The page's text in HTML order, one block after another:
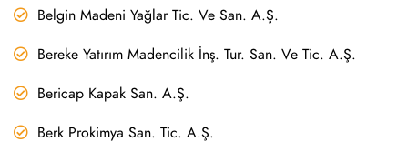
Belgin Madeni Yağlar Tic. Ve San. A.Ş.
Bereke Yatırım Madencilik İnş. Tur. San. Ve Tic. A.Ş.
Bericap Kapak San. A.Ş.
Berk Prokimya San. Tic. A.Ş.